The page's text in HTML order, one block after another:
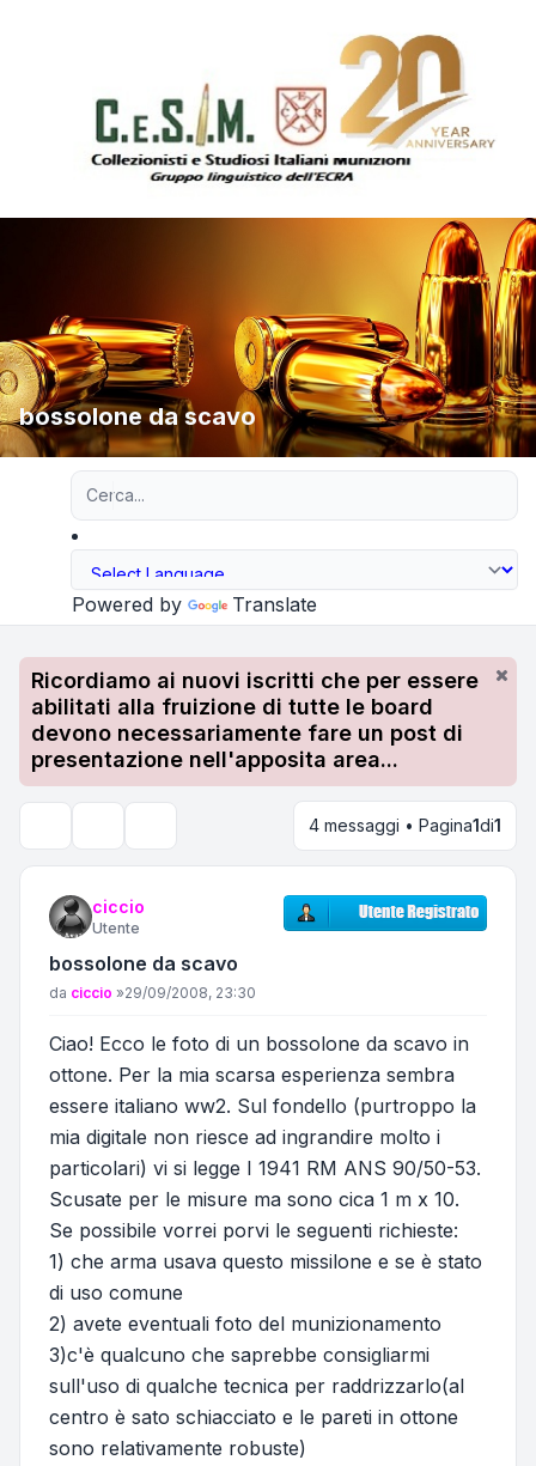
bossolone da scavo
Powered by Translate
Ricordiamo ai nuovi iscritti che per essere
abilitati alla fruizione di tutte le board
devono necessariamente fare un post di
presentazione nell'apposita area...
4 messaggi • Pagina1di1
ciccio
Utente
bossolone da scavo
Messaggio
da ciccio »29/09/2008, 23:30
Ciao! Ecco le foto di un bossolone da scavo in
ottone. Per la mia scarsa esperienza sembra
essere italiano ww2. Sul fondello (purtroppo la
mia digitale non riesce ad ingrandire molto i
particolari) vi si legge I 1941 RM ANS 90/50-53.
Scusate per le misure ma sono cica 1 m x 10.
Se possibile vorrei porvi le seguenti richieste:
1) che arma usava questo missilone e se è stato
di uso comune
2) avete eventuali foto del munizionamento
3)c'è qualcuno che saprebbe consigliarmi
sull'uso di qualche tecnica per raddrizzarlo(al
centro è sato schiacciato e le pareti in ottone
sono relativamente robuste)